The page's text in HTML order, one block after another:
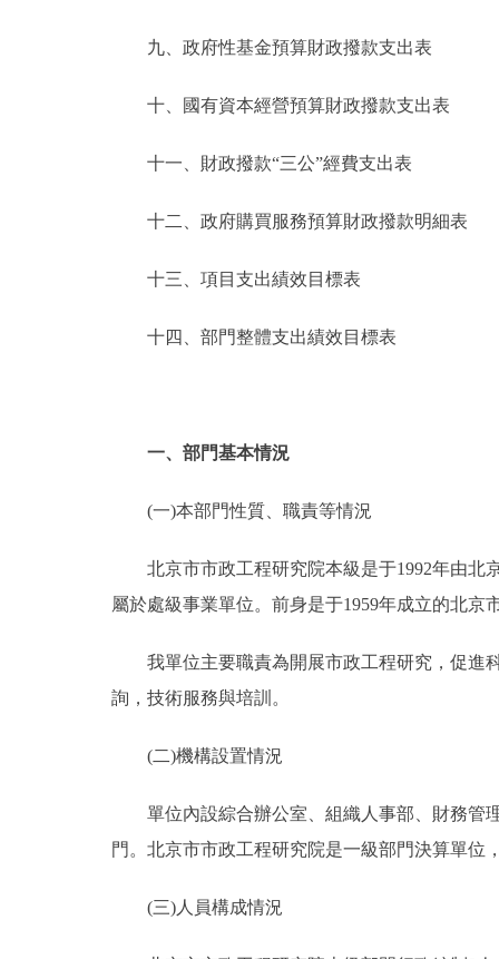
九、政府性基金預算財政撥款支出表
十、國有資本經營預算財政撥款支出表
十一、財政撥款“三公”經費支出表
十二、政府購買服務預算財政撥款明細表
十三、項目支出績效目標表
十四、部門整體支出績效目標表
一、部門基本情況
(一)本部門性質、職責等情況
北京市市政工程研究院本級是于1992年由北
屬於處級事業單位。前身是于1959年成立的北
我單位主要職責為開展市政工程研究，促進科
詢，技術服務與培訓。
(二)機構設置情況
單位內設綜合辦公室、組織人事部、財務管理
門。北京市市政工程研究院是一級部門決算單位
(三)人員構成情況